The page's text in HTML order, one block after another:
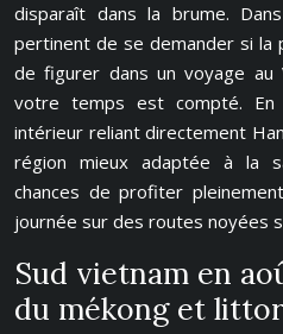
disparaît dans la brume.
pertinent de se demander si la
de figurer dans un voyage
votre temps est compté.
intérieur reliant directement
région mieux adaptée à la
chances de profiter
journée sur des routes noyées
Sud vietnam en
du mékong et